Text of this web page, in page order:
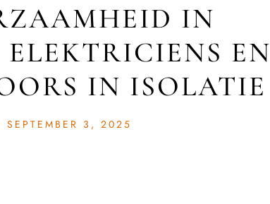
IN
EN
IN ISOLATIE
SEPTEMBER 3, 2025